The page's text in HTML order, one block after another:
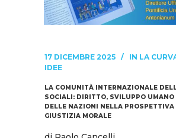
17 DICEMBRE 2025 IN LA
IDEE
LA COMUNITÀ INTERNAZIONALE
SOCIALI: DIRITTO, SVILUPPO UMANO
DELLE NAZIONI NELLA PROSPETTIVA
GIUSTIZIA MORALE